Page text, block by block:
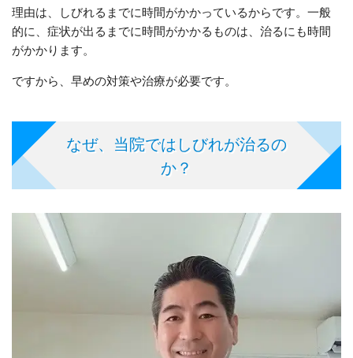
理由は、しびれるまでに時間がかかっているからです。一般
的に、症状が出るまでに時間がかかるものは、治るにも時間
がかかります。
ですから、早めの対策や治療が必要です。
なぜ、当院ではしびれが治るの
か？